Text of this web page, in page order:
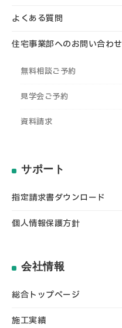
よくある質問
住宅事業部へのお問い合わせ
無料相談ご予約
見学会ご予約
資料請求
サポート
指定請求書ダウンロード
個人情報保護方針
会社情報
総合トップページ
施工実績